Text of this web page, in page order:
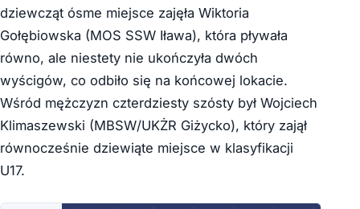
dziewcząt ósme miejsce zajęła Wiktoria
Gołębiowska (MOS SSW Iława), która pływała
równo, ale niestety nie ukończyła dwóch
wyścigów, co odbiło się na końcowej lokacie.
Wśród mężczyzn czterdziesty szósty był Wojciech
Klimaszewski (MBSW/UKŻR Giżycko), który zajął
równocześnie dziewiąte miejsce w klasyfikacji
U17.